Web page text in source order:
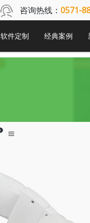
咨询热线： 0571-
软件定制 经典案例